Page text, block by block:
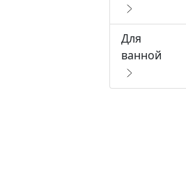
Для
ванной